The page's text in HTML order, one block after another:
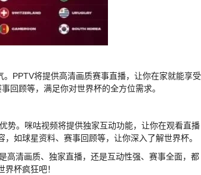
PPTV将提供高清画质赛事直播，让你在家就能享受
回顾等，满足你对世界杯的全方位需求。
势。咪咕视频将提供独家互动功能，让你在观看直播
如球星资料、赛事回顾等，让你深入了解世界杯。
高清画质、独家直播，还是互动性强、赛事全面，都
杯疯狂吧！